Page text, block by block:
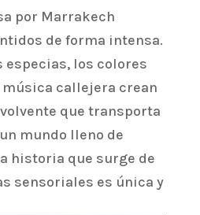
por Marrakech
de forma intensa.
especias, los colores
callejera crean
que transporta
mundo lleno de
historia que surge de
sensoriales es única y